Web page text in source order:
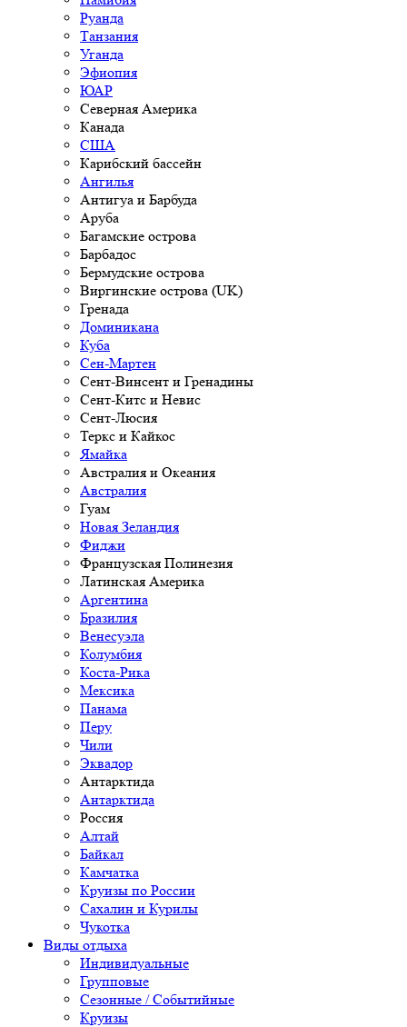
Руанда
Танзания
Уганда
Эфиопия
ЮАР
Северная Америка
Канада
США
Карибский бассейн
Ангилья
Антигуа и Барбуда
Аруба
Багамские острова
Барбадос
Бермудские острова
Виргинские острова (UK)
Гренада
Доминикана
Куба
Сен-Мартен
Сент-Винсент и Гренадины
Сент-Китс и Невис
Сент-Люсия
Теркс и Кайкос
Ямайка
Австралия и Океания
Австралия
Гуам
Новая Зеландия
Фиджи
Французская Полинезия
Латинская Америка
Аргентина
Бразилия
Венесуэла
Колумбия
Коста-Рика
Мексика
Панама
Перу
Чили
Эквадор
Антарктида
Антарктида
Россия
Алтай
Байкал
Камчатка
Круизы по России
Сахалин и Курилы
Чукотка
Виды отдыха
Индивидуальные
Групповые
Сезонные / Событийные
Круизы